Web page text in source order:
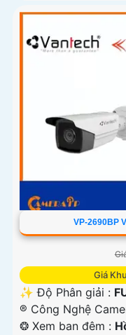
VP-2690BP
Giá
✨ Độ Phân giải :
®️ Công Nghệ
❂ Xem ban đêm :